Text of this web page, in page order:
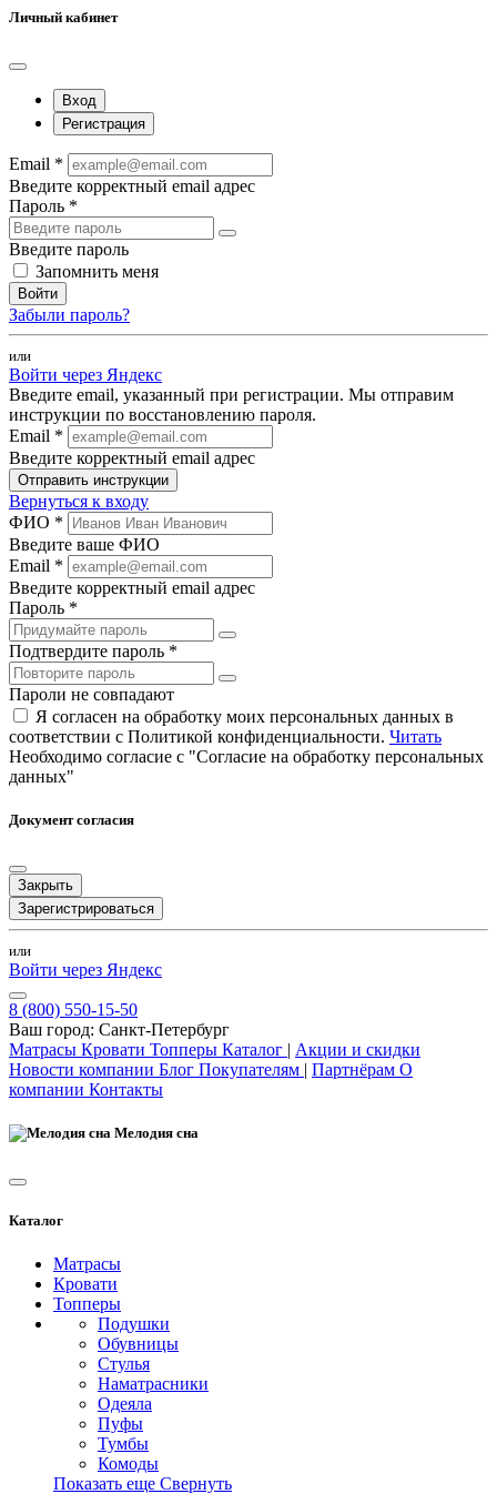
Личный кабинет
Вход
Регистрация
Email *
Введите корректный email адрес
Пароль *
Введите пароль
Запомнить меня
Войти
Забыли пароль?
или
Войти через Яндекс
Введите email, указанный при регистрации. Мы отправим
инструкции по восстановлению пароля.
Email *
Введите корректный email адрес
Отправить инструкции
Вернуться к входу
ФИО *
Введите ваше ФИО
Email *
Введите корректный email адрес
Пароль *
Подтвердите пароль *
Пароли не совпадают
Я согласен на обработку моих персональных данных в
соответствии с Политикой конфиденциальности. Читать
Необходимо согласие с "Согласие на обработку персональных
данных"
Документ согласия
Закрыть
Зарегистрироваться
или
Войти через Яндекс
8 (800) 550-15-50
Ваш город: Санкт-Петербург
Матрасы Кровати Топперы Каталог | Акции и скидки
Новости компании Блог Покупателям | Партнёрам О
компании Контакты
Мелодия сна
Каталог
Матрасы
Кровати
Топперы
Подушки
Обувницы
Стулья
Наматрасники
Одеяла
Пуфы
Тумбы
Комоды
Показать еще Свернуть